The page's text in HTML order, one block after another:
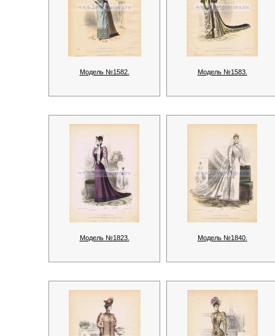
Модель №1582. Модель №1583.
Модель №1823. Модель №1840.